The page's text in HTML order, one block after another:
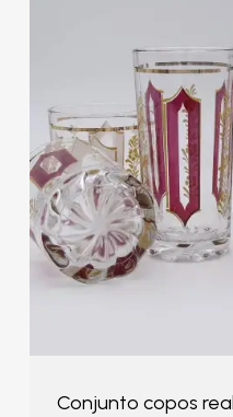
Conjunto copos